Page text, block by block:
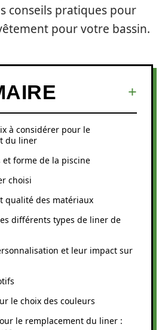
conseils pratiques pour
pour votre bassin.
à considérer pour le
du liner
et forme de la piscine
choisi
qualité des matériaux
différents types de liner de
et leur impact sur
le choix des couleurs
le remplacement du liner :